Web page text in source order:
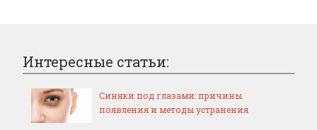
Интересные статьи:
Синяки под глазами: причины
появления и методы устранения